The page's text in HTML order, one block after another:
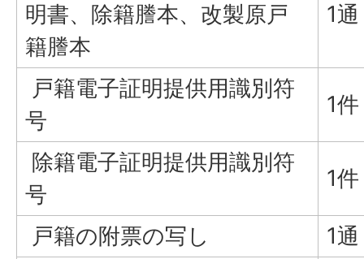
明書、除籍謄本、改製原戸
籍謄本
1通
戸籍電子証明提供用識別符
号
1件
除籍電子証明提供用識別符
号
1件
戸籍の附票の写し
1通